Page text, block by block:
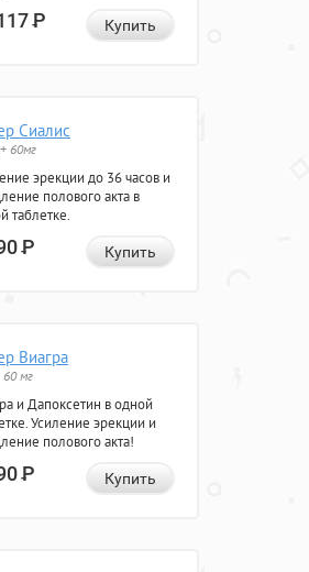
Р Купить
Сиалис
60мг
эрекции до 36 часов и
полового акта в
таблетке.
Р Купить
Виагра
60 мг
и Дапоксетин в одной
Усиление эрекции и
полового акта!
Р Купить